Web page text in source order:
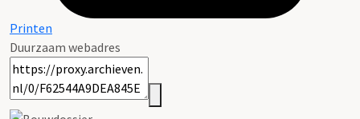
Printen
Duurzaam webadres